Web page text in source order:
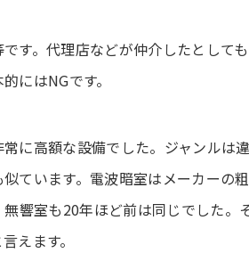
す。代理店などが仲介したとして
にはNGです。
に高額な設備でした。ジャンルは
ています。電波暗室はメーカーの
響室も20年ほど前は同じでした。
えます。